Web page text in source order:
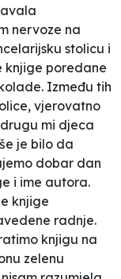
nervoze na
stolicu i
knjige poredane
Između tih
vjerovatno
mi djeca
je bilo da
dobar dan
i ime autora.
knjige
radnje.
knjigu na
zelenu